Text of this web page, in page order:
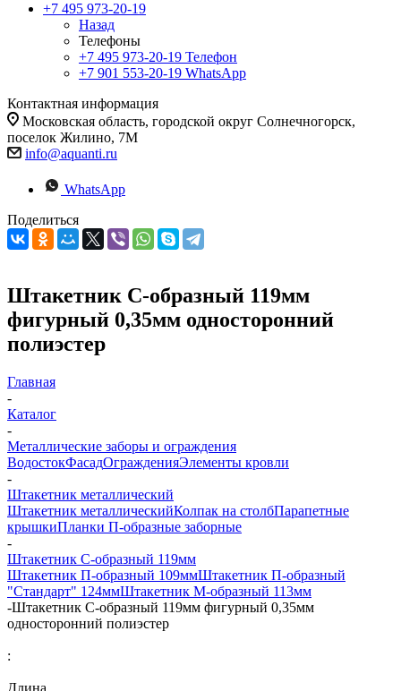
+7 495 973-20-19
Назад
Телефоны
+7 495 973-20-19 Телефон
+7 901 553-20-19 WhatsApp
Контактная информация
Московская область, городской округ Солнечногорск,
поселок Жилино, 7М
info@aquanti.ru
WhatsApp
Поделиться
Штакетник C-образный 119мм
фигурный 0,35мм односторонний
полиэстер
Главная
-
Каталог
-
Металлические заборы и ограждения
ВодостокФасадОгражденияЭлементы кровли
-
Штакетник металлический
Штакетник металлическийКолпак на столбПарапетные
крышкиПланки П-образные заборные
-
Штакетник С-образный 119мм
Штакетник П-образный 109ммШтакетник П-образный
"Стандарт" 124ммШтакетник М-образный 113мм
-Штакетник C-образный 119мм фигурный 0,35мм
односторонний полиэстер
:
Длина